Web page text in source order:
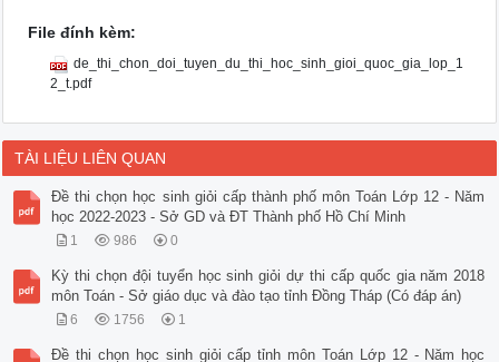
File đính kèm:
de_thi_chon_doi_tuyen_du_thi_hoc_sinh_gioi_quoc_gia_lop_1
2_t.pdf
TÀI LIỆU LIÊN QUAN
Đề thi chọn học sinh giỏi cấp thành phố môn Toán Lớp 12 - Năm
học 2022-2023 - Sở GD và ĐT Thành phố Hồ Chí Minh
1 986 0
Kỳ thi chọn đội tuyển học sinh giỏi dự thi cấp quốc gia năm 2018
môn Toán - Sở giáo dục và đào tạo tỉnh Đồng Tháp (Có đáp án)
6 1756 1
Đề thi chọn học sinh giỏi cấp tỉnh môn Toán Lớp 12 - Năm học